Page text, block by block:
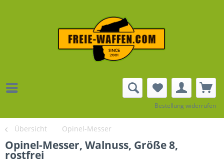
Bestellung widerrufen
Übersicht Opinel-Messer
Opinel-Messer, Walnuss, Größe 8,
rostfrei